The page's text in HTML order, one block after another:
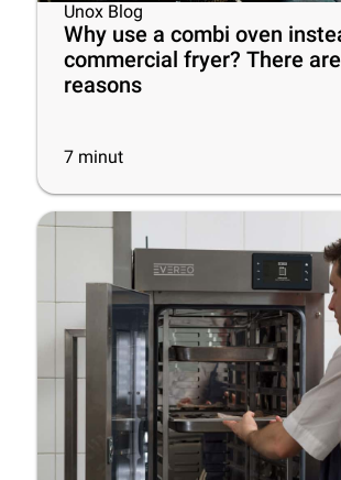
Unox Blog
Why use a combi oven
commercial fryer? There
reasons
7 minut